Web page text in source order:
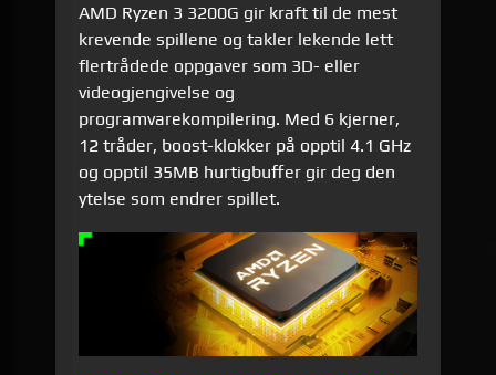
AMD Ryzen 3 3200G gir kraft til de mest
krevende spillene og takler lekende lett
flertrådede oppgaver som 3D- eller
videogjengivelse og
programvarekompilering. Med 6 kjerner,
12 tråder, boost-klokker på opptil 4.1 GHz
og opptil 35MB hurtigbuffer gir deg den
ytelse som endrer spillet.